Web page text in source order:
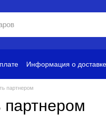
Информация о доставке
партнером
партнером